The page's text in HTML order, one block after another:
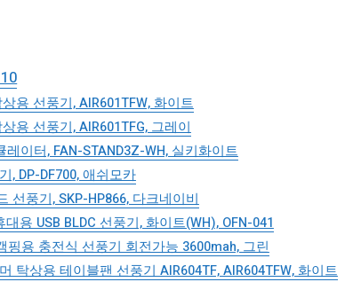
용 선풍기, AIR601TFW, 화이트
용 선풍기, AIR601TFG, 그레이
이터, FAN-STAND3Z-WH, 실키화이트
, DP-DF700, 애쉬모카
선풍기, SKP-HP866, 다크네이비
용 USB BLDC 선풍기, 화이트(WH), OFN-041
핑용 충전식 선풍기 회전가능 3600mah, 그린
탁상용 테이블팬 선풍기 AIR604TF, AIR604TFW, 화이트